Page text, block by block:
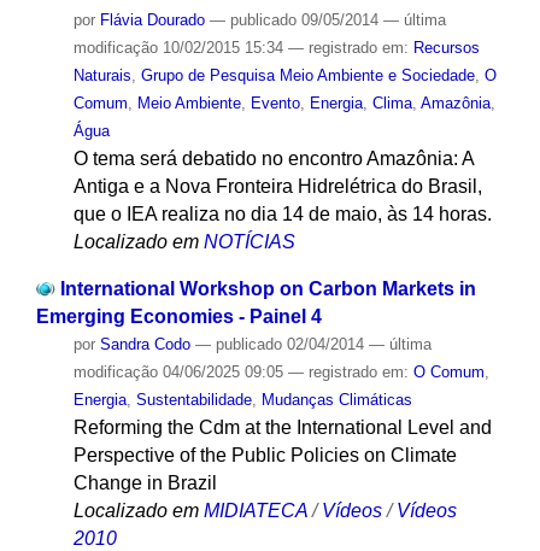
por Flávia Dourado — publicado09/05/2014 — última
modificação10/02/2015 15:34 — registrado em: Recursos
Naturais, Grupo de Pesquisa Meio Ambiente e Sociedade, O
Comum, Meio Ambiente, Evento, Energia, Clima, Amazônia,
Água
O tema será debatido no encontro Amazônia: A
Antiga e a Nova Fronteira Hidrelétrica do Brasil,
que o IEA realiza no dia 14 de maio, às 14 horas.
Localizado em NOTÍCIAS
International Workshop on Carbon Markets in
Emerging Economies - Painel 4
por Sandra Codo — publicado02/04/2014 — última
modificação04/06/2025 09:05 — registrado em: O Comum,
Energia, Sustentabilidade, Mudanças Climáticas
Reforming the Cdm at the International Level and
Perspective of the Public Policies on Climate
Change in Brazil
Localizado em MIDIATECA /Vídeos /Vídeos
2010